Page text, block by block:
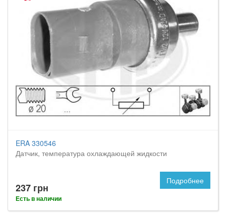
ERA 330546
Датчик, температура охлаждающей жидкости
237 грн
Есть в наличии
Подробнее